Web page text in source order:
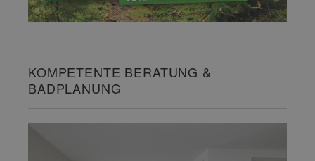
KOMPETENTE BERATUNG &
BADPLANUNG